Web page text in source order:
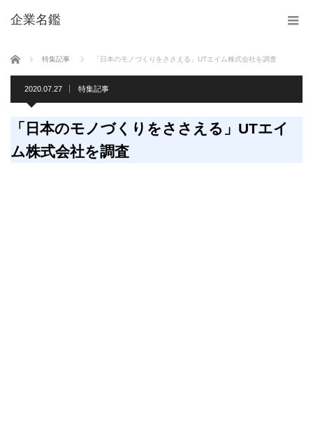
企業名鑑
ホーム 特集記事 「日本のモノづくりをささえる」UTエイム株式会社を調査
2020.07.27 特集記事
「日本のモノづくりをささえる」UTエイ
ム株式会社を調査